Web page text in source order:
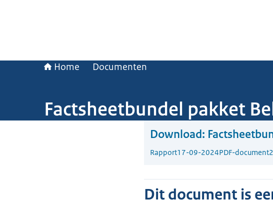
Home Documenten
Factsheetbundel pakket
Download:
Rapport17-09-2024PDF-document
Dit document is